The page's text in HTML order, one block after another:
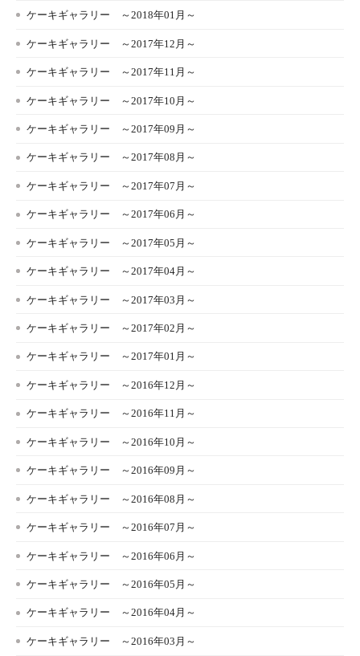
ケーキギャラリー ～2018年01月～
ケーキギャラリー ～2017年12月～
ケーキギャラリー ～2017年11月～
ケーキギャラリー ～2017年10月～
ケーキギャラリー ～2017年09月～
ケーキギャラリー ～2017年08月～
ケーキギャラリー ～2017年07月～
ケーキギャラリー ～2017年06月～
ケーキギャラリー ～2017年05月～
ケーキギャラリー ～2017年04月～
ケーキギャラリー ～2017年03月～
ケーキギャラリー ～2017年02月～
ケーキギャラリー ～2017年01月～
ケーキギャラリー ～2016年12月～
ケーキギャラリー ～2016年11月～
ケーキギャラリー ～2016年10月～
ケーキギャラリー ～2016年09月～
ケーキギャラリー ～2016年08月～
ケーキギャラリー ～2016年07月～
ケーキギャラリー ～2016年06月～
ケーキギャラリー ～2016年05月～
ケーキギャラリー ～2016年04月～
ケーキギャラリー ～2016年03月～